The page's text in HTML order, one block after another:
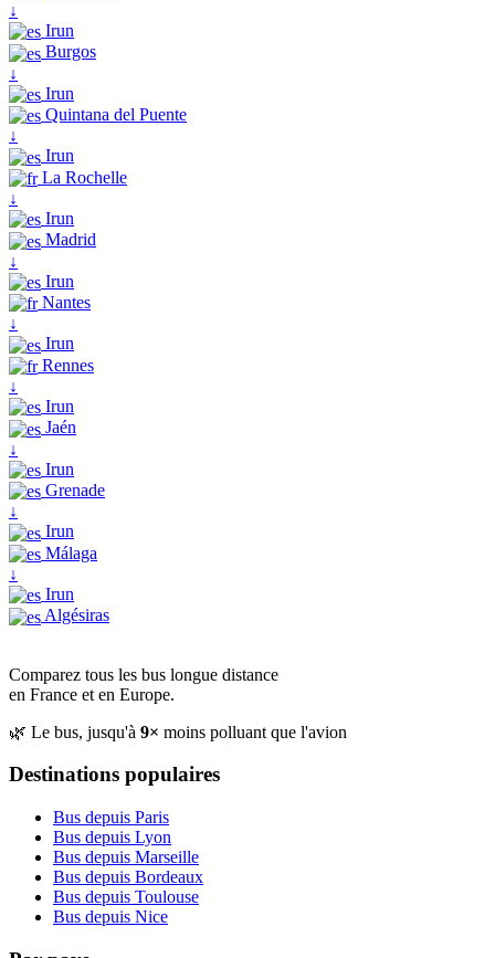
↓
Irun
Burgos
↓
Irun
Quintana del Puente
↓
Irun
La Rochelle
↓
Irun
Madrid
↓
Irun
Nantes
↓
Irun
Rennes
↓
Irun
Jaén
↓
Irun
Grenade
↓
Irun
Málaga
↓
Irun
Algésiras
Comparez tous les bus longue distance
en France et en Europe.
🌿 Le bus, jusqu'à 9× moins polluant que l'avion
Destinations populaires
Bus depuis Paris
Bus depuis Lyon
Bus depuis Marseille
Bus depuis Bordeaux
Bus depuis Toulouse
Bus depuis Nice